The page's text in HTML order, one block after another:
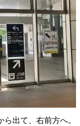
ら出て、右前方へ。